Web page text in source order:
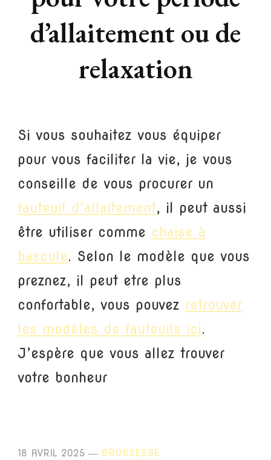
d’allaitement ou de
relaxation
Si vous souhaitez vous équiper
pour vous faciliter la vie, je vous
conseille de vous procurer un
fauteuil d’allaitement, il peut aussi
être utiliser comme chaise à
bascule. Selon le modèle que vous
preznez, il peut etre plus
confortable, vous pouvez retrouver
les modèles de fauteuils ici.
J’espère que vous allez trouver
votre bonheur
18 AVRIL 2025 GROSSESSE